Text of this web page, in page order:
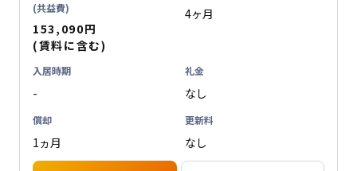
(共益費)
153,090円
(賃料に含む)
4ヶ月
入居時期
-
礼金
なし
償却
1ヵ月
更新料
なし